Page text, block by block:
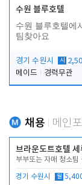
수원 블루호텔
수원 블루호텔에
팀찾아요
경기 수원시 시
메이드
경력무관
채용 메인
브라운도트호텔 세
부부또는 자매 청소팀
경기 수원시 월